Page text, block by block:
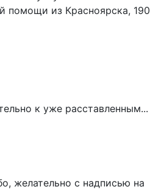
помощи из Красноярска, 190
к уже расставленным...
желательно с надписью на